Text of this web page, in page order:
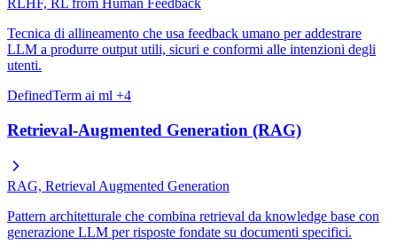
RLHF, RL from Human Feedback
Tecnica di allineamento che usa feedback umano per addestrare
LLM a produrre output utili, sicuri e conformi alle intenzioni degli
utenti.
DefinedTerm ai ml +4
Retrieval-Augmented Generation (RAG)
RAG, Retrieval Augmented Generation
Pattern architetturale che combina retrieval da knowledge base con
generazione LLM per risposte fondate su documenti specifici.